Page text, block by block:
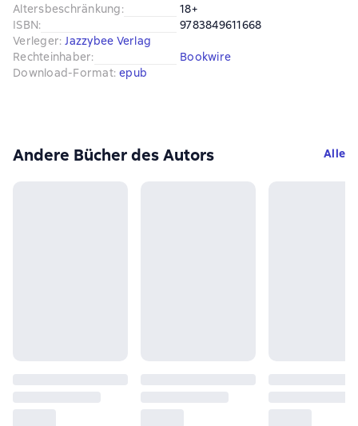
Altersbeschränkung:
18+
ISBN:
9783849611668
Verleger: Jazzybee Verlag
Rechteinhaber:
Bookwire
Download-Format: epub
Andere Bücher des Autors Alle